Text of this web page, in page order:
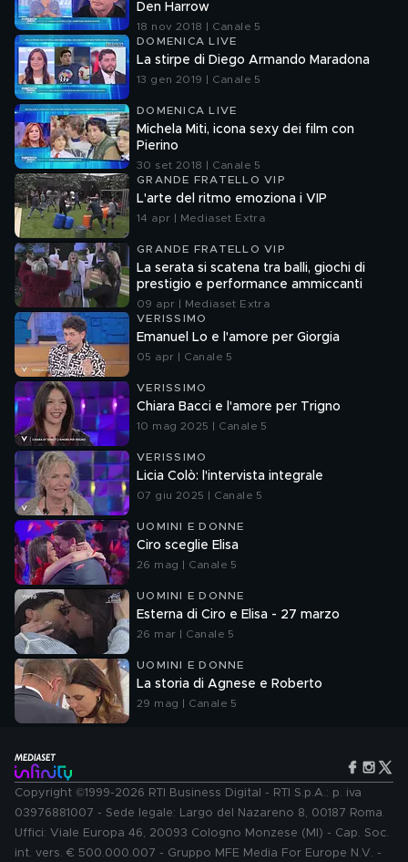
Den Harrow
18 nov 2018 | Canale 5
DOMENICA LIVE
La stirpe di Diego Armando Maradona
13 gen 2019 | Canale 5
DOMENICA LIVE
Michela Miti, icona sexy dei film con
Pierino
30 set 2018 | Canale 5
GRANDE FRATELLO VIP
L'arte del ritmo emoziona i VIP
14 apr | Mediaset Extra
GRANDE FRATELLO VIP
La serata si scatena tra balli, giochi di
prestigio e performance ammiccanti
09 apr | Mediaset Extra
VERISSIMO
Emanuel Lo e l'amore per Giorgia
05 apr | Canale 5
VERISSIMO
Chiara Bacci e l'amore per Trigno
10 mag 2025 | Canale 5
VERISSIMO
Licia Colò: l'intervista integrale
07 giu 2025 | Canale 5
UOMINI E DONNE
Ciro sceglie Elisa
26 mag | Canale 5
UOMINI E DONNE
Esterna di Ciro e Elisa - 27 marzo
26 mar | Canale 5
UOMINI E DONNE
La storia di Agnese e Roberto
29 mag | Canale 5
Copyright ©1999-2026 RTI Business Digital - RTI S.p.A.: p. iva
03976881007 - Sede legale: Largo del Nazareno 8, 00187 Roma.
Uffici: Viale Europa 46, 20093 Cologno Monzese (MI) - Cap. Soc.
int. vers. € 500.000.007 - Gruppo MFE Media For Europe N.V. -